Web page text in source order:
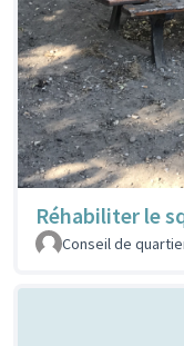
Réhabiliter le
Conseil de